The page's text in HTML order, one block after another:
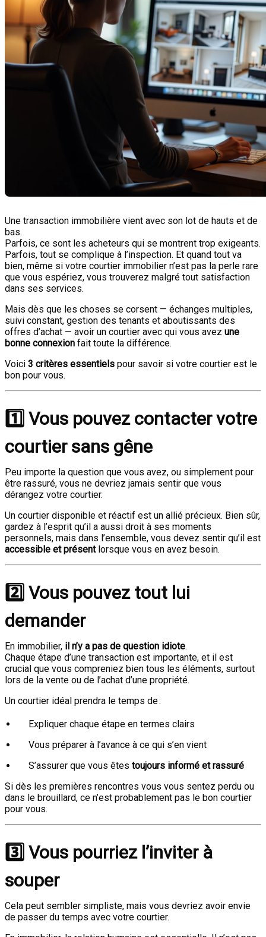
Une transaction immobilière vient avec son lot de hauts et de
bas.
Parfois, ce sont les acheteurs qui se montrent trop exigeants.
Parfois, tout se complique à l’inspection. Et quand tout va
bien, même si votre courtier immobilier n’est pas la perle rare
que vous espériez, vous trouverez malgré tout satisfaction
dans ses services.
Mais dès que les choses se corsent — échanges multiples,
suivi constant, gestion des tenants et aboutissants des
offres d’achat — avoir un courtier avec qui vous avez une
bonne connexion fait toute la différence.
Voici 3 critères essentiels pour savoir si votre courtier est le
bon pour vous.
1️⃣ Vous pouvez contacter votre
courtier sans gêne
Peu importe la question que vous avez, ou simplement pour
être rassuré, vous ne devriez jamais sentir que vous
dérangez votre courtier.
Un courtier disponible et réactif est un allié précieux. Bien sûr,
gardez à l’esprit qu’il a aussi droit à ses moments
personnels, mais dans l’ensemble, vous devez sentir qu’il est
accessible et présentlorsque vous en avez besoin.
2️⃣ Vous pouvez tout lui
demander
En immobilier, il n’y a pas de question idiote.
Chaque étape d’une transaction est importante, et il est
crucial que vous compreniez bien tous les éléments, surtout
lors de la vente ou de l’achat d’une propriété.
Un courtier idéal prendra le temps de :
Expliquer chaque étape en termes clairs
Vous préparer à l’avance à ce qui s’en vient
S’assurer que vous êtes toujours informé et rassuré
Si dès les premières rencontres vous vous sentez perdu ou
dans le brouillard, ce n’est probablement pas le bon courtier
pour vous.
3️⃣ Vous pourriez l’inviter à
souper
Cela peut sembler simpliste, mais vous devriez avoir envie
de passer du temps avec votre courtier.